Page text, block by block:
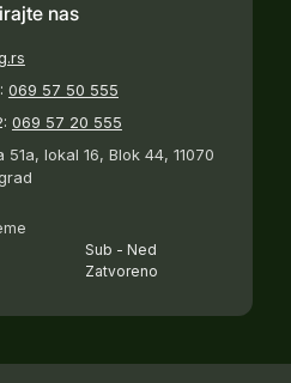
nas
069 57 50 555
069 57 20 555
51a, lokal 16, Blok 44, 11070
Sub - Ned
Zatvoreno